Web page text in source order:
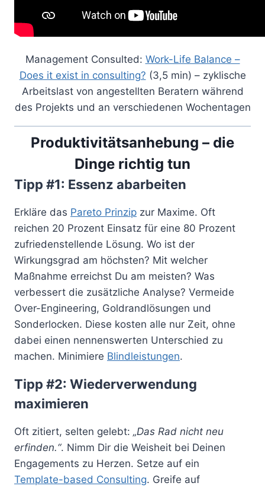
Management Consulted: Work-Life Balance –
Does it exist in consulting? (3,5 min) – zyklische
Arbeitslast von angestellten Beratern während
des Projekts und an verschiedenen Wochentagen
Produktivitätsanhebung – die
Dinge richtig tun
Tipp #1: Essenz abarbeiten
Erkläre das Pareto Prinzip zur Maxime. Oft
reichen 20 Prozent Einsatz für eine 80 Prozent
zufriedenstellende Lösung. Wo ist der
Wirkungsgrad am höchsten? Mit welcher
Maßnahme erreichst Du am meisten? Was
verbessert die zusätzliche Analyse? Vermeide
Over-Engineering, Goldrandlösungen und
Sonderlocken. Diese kosten alle nur Zeit, ohne
dabei einen nennenswerten Unterschied zu
machen. Minimiere Blindleistungen.
Tipp #2: Wiederverwendung
maximieren
Oft zitiert, selten gelebt: „Das Rad nicht neu
erfinden.“. Nimm Dir die Weisheit bei Deinen
Engagements zu Herzen. Setze auf ein
Template-based Consulting. Greife auf